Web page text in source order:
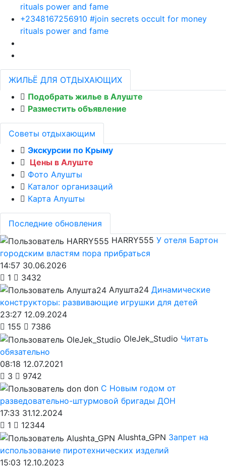
rituals power and fame
+2348167256910 #join secrets occult for money
rituals power and fame
ЖИЛЬЁ ДЛЯ ОТДЫХАЮЩИХ
Подобрать жилье в Алуште
Разместить объявление
Советы отдыхающим
Экскурсии по Крыму
Цены в Алуште
Фото Алушты
Каталог организаций
Карта Алушты
Последние обновления
HARRY555 У отеля Бартон
городским властям пора прибраться
14:57 30.06.2026
1
3432
Алушта24 Динамические
конструкторы: развивающие игрушки для детей
23:27 12.09.2024
155
7386
OleJek_Studio Читать
обязательно
08:18 12.07.2021
3
9742
don С Новым годом от
разведовательно-штурмовой бригады ДОН
17:33 31.12.2024
1
12344
Alushta_GPN Запрет на
использование пиротехнических изделий
15:03 12.10.2023